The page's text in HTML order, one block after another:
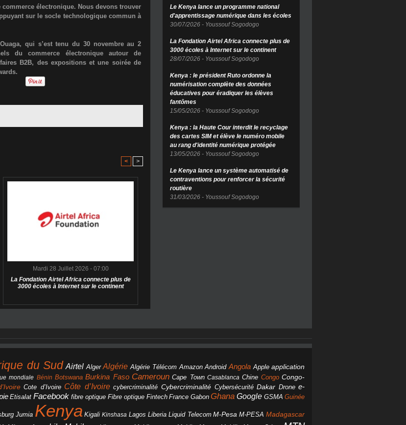
électronique. Nous devons trouver
sur le socle technologique commun à
qui s’est tenu du 30 novembre au 2
du commerce électronique autour de
B2B, des expositions et une soirée de
< >
Mardi 28 Juillet 2026 - 07:00
La Fondation Airtel Africa connecte plus de
3000 écoles à Internet sur le continent
Le Kenya lance un programme national
d'apprentissage numérique dans les écoles
30/07/2026 - Youssouf Sogodogo
La Fondation Airtel Africa connecte plus de
3000 écoles à Internet sur le continent
28/07/2026 - Youssouf Sogodogo
Kenya : le président Ruto ordonne la
numérisation complète des données
éducatives pour éradiquer les élèves
fantômes
15/05/2026 - Youssouf Sogodogo
Kenya : la Haute Cour interdit le recyclage
des cartes SIM et élève le numéro mobile
au rang d'identité numérique protégée
13/05/2026 - Youssouf Sogodogo
Le Kenya lance un système automatisé de
contraventions pour renforcer la sécurité
routière
31/03/2026 - Youssouf Sogodogo
du Sud Airtel Alger Algérie Algérie Télécom Amazon Android Angola Apple application
mondiale Bénin Botswana Burkina Faso Cameroun Cape Town Casablanca Chine Congo Congo-
Cote d’Ivoire Côte d’Ivoire cybercriminalité Cybercriminalité Cybersécurité Dakar Drone e-
Etisalat Facebook fibre optique Fibre optique Fintech France Gabon Ghana Google GSMA Guinée
Jumia Kenya Kigali Kinshasa Lagos Liberia Liquid Telecom M-Pesa M-PESA Madagascar